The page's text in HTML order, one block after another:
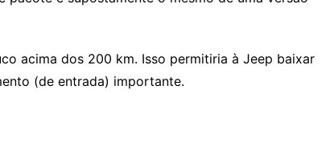
acima dos 200 km. Isso permitiria à Jeep baixar
(de entrada) importante.